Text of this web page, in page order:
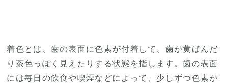
着色とは、歯の表面に色素が付着して、歯が黄ばんだ
り茶色っぽく見えたりする状態を指します。歯の表面
には毎日の飲食や喫煙などによって、少しずつ色素が